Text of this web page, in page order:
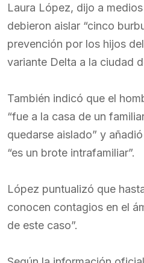
Laura López, dijo a
debieron aislar “cinco
prevención por los hijos
variante Delta a la ciudad
También indicó que el
“fue a la casa de un
quedarse aislado” y
“es un brote intrafamiliar”.
López puntualizó que
conocen contagios en el
de este caso”.